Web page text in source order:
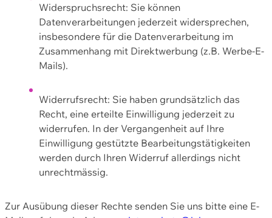
Widerspruchsrecht: Sie können
Datenverarbeitungen jederzeit widersprechen,
insbesondere für die Datenverarbeitung im
Zusammenhang mit Direktwerbung (z.B. Werbe-E-
Mails).
Widerrufsrecht: Sie haben grundsätzlich das
Recht, eine erteilte Einwilligung jederzeit zu
widerrufen. In der Vergangenheit auf Ihre
Einwilligung gestützte Bearbeitungstätigkeiten
werden durch Ihren Widerruf allerdings nicht
unrechtmässig.
Zur Ausübung dieser Rechte senden Sie uns bitte eine E-